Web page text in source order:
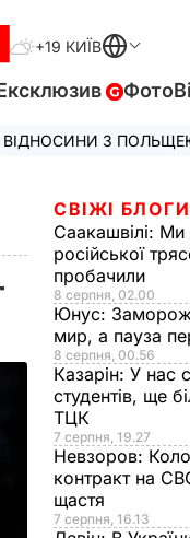
+19 КИЇВ
Фото
ВІДНОСИНИ З
СВІЖІ БЛОГИ
Саакашвілі: Ми
російської
пробачили
8 серпня, 02.00
Юнус:
мир, а пауза
8 серпня, 00.56
Казарін: У нас
студентів, ще
ТЦК
7 серпня, 19.27
Невзоров:
контракт на
щастя
7 серпня, 16.13